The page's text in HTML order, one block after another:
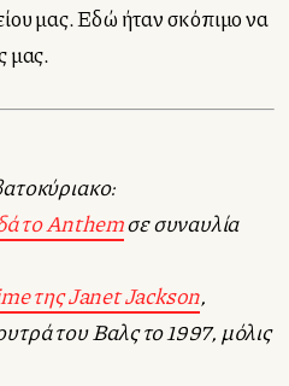
μας. Εδώ ήταν σκόπιμο να
μας.
το Anthemσε συναυλία
της Janet Jackson,
του Βαλς το 1997, μόλις